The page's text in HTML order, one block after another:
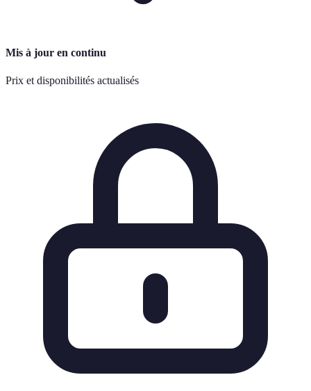
Mis à jour en continu
Prix et disponibilités actualisés